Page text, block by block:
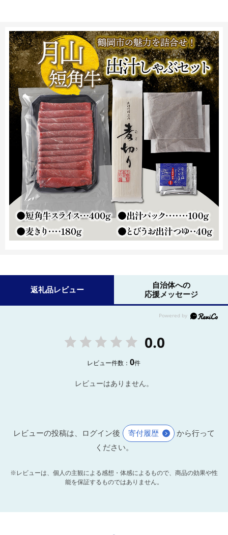
返礼品レビュー
自治体への
応援メッセージ
0.0
レビュー件数：0件
レビューはありません。
レビューの投稿は、ログイン後 寄付履歴
から行って
ください。
※レビューは、個人の主観による感想・体感によるもので、商品の効果や性
能を保証するものではありません。